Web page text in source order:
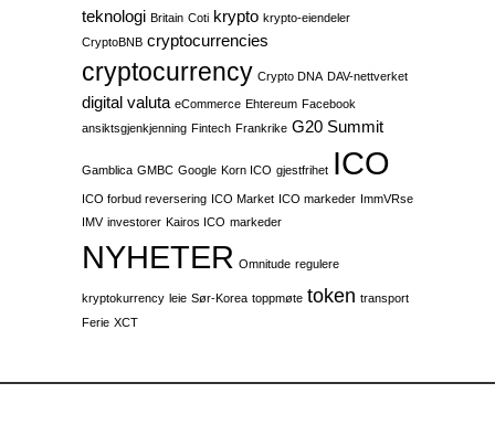
teknologi Britain Coti krypto krypto-eiendeler
CryptoBNB cryptocurrencies
cryptocurrency Crypto DNA DAV-nettverket
digital valuta eCommerce Ehtereum Facebook
ansiktsgjenkjenning Fintech Frankrike G20 Summit
Gamblica GMBC Google Korn ICO gjestfrihet ICO
ICO forbud reversering ICO Market ICO markeder ImmVRse
IMV investorer Kairos ICO markeder
NYHETER Omnitude regulere
kryptokurrency leie Sør-Korea toppmøte token transport
Ferie XCT